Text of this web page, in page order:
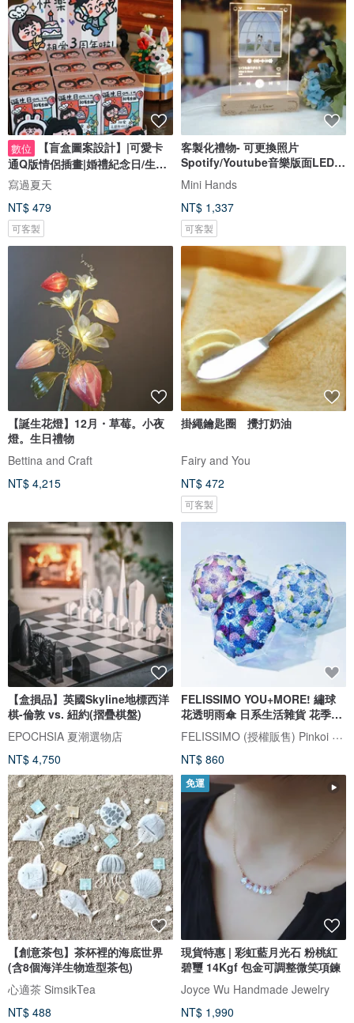
數位
【盲盒圖案設計】|可愛卡
通Q版情侶插畫|婚禮紀念日/生日
禮物客製
寫過夏天
NT$ 479
可客製
客製化禮物- 可更換照片
Spotify/Youtube音樂版面LED
發光相架
Mini Hands
NT$ 1,337
可客製
【誕生花燈】12月・草莓。小夜
燈。生日禮物
Bettina and Craft
NT$ 4,215
掛繩鑰匙圈 攪打奶油
Fairy and You
NT$ 472
可客製
【盒損品】英國Skyline地標西洋
棋-倫敦 vs. 紐約(摺疊棋盤)
EPOCHSIA 夏潮選物店
NT$ 4,750
FELISSIMO YOU+MORE! 繡球
花透明雨傘 日系生活雜貨 花季設
計傘
FELISSIMO (授權販售) Pinkoi 品牌形象館
NT$ 860
【創意茶包】茶杯裡的海底世界
(含8個海洋生物造型茶包)
心適茶 SimsikTea
NT$ 488
免運
現貨特惠 | 彩虹藍月光石 粉桃紅
碧璽 14Kgf 包金可調整微笑項鍊
Joyce Wu Handmade Jewelry
NT$ 1,990